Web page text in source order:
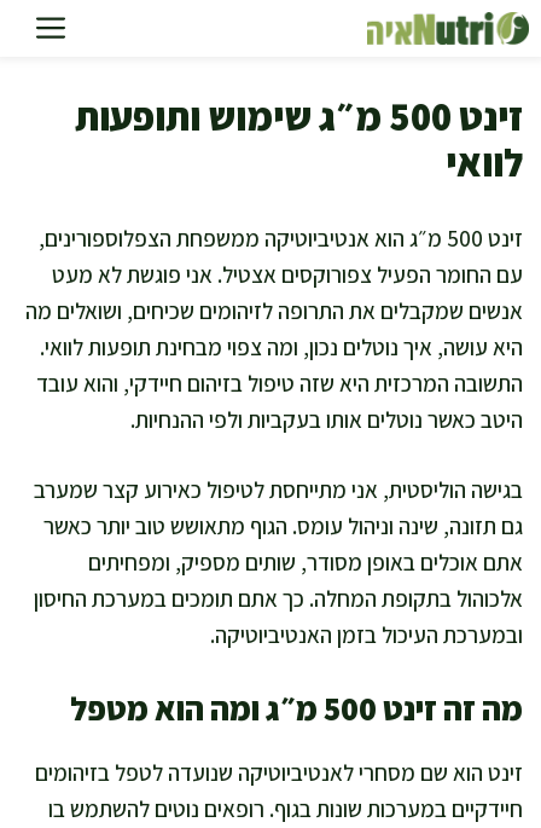
לדלג
לתוכן
זינט 500 מ״ג שימוש ותופעות
לוואי
זינט 500 מ״ג הוא אנטיביוטיקה ממשפחת הצפלוספורינים,
עם החומר הפעיל צפורוקסים אצטיל. אני פוגשת לא מעט
אנשים שמקבלים את התרופה לזיהומים שכיחים, ושואלים מה
היא עושה, איך נוטלים נכון, ומה צפוי מבחינת תופעות לוואי.
התשובה המרכזית היא שזה טיפול בזיהום חיידקי, והוא עובד
היטב כאשר נוטלים אותו בעקביות ולפי ההנחיות.
בגישה הוליסטית, אני מתייחסת לטיפול כאירוע קצר שמערב
גם תזונה, שינה וניהול עומס. הגוף מתאושש טוב יותר כאשר
אתם אוכלים באופן מסודר, שותים מספיק, ומפחיתים
אלכוהול בתקופת המחלה. כך אתם תומכים במערכת החיסון
ובמערכת העיכול בזמן האנטיביוטיקה.
מה זה זינט 500 מ״ג ומה הוא מטפל
זינט הוא שם מסחרי לאנטיביוטיקה שנועדה לטפל בזיהומים
חיידקיים במערכות שונות בגוף. רופאים נוטים להשתמש בו